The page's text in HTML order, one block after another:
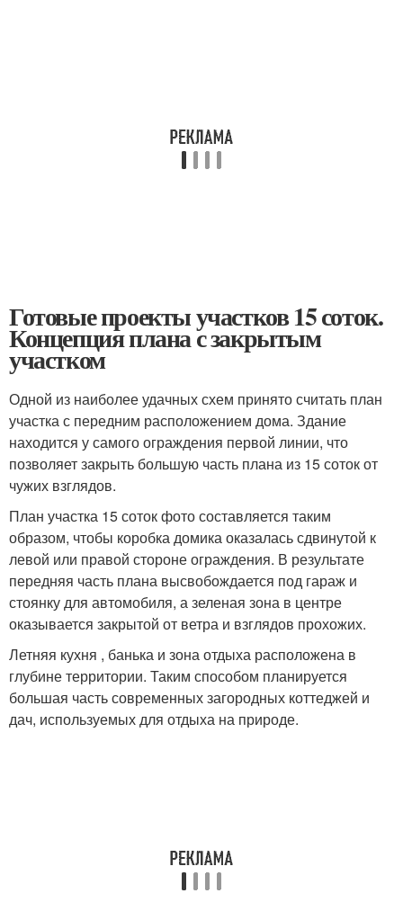
Готовые проекты участков 15 соток.
Концепция плана с закрытым
участком
Одной из наиболее удачных схем принято считать план
участка с передним расположением дома. Здание
находится у самого ограждения первой линии, что
позволяет закрыть большую часть плана из 15 соток от
чужих взглядов.
План участка 15 соток фото составляется таким
образом, чтобы коробка домика оказалась сдвинутой к
левой или правой стороне ограждения. В результате
передняя часть плана высвобождается под гараж и
стоянку для автомобиля, а зеленая зона в центре
оказывается закрытой от ветра и взглядов прохожих.
Летняя кухня , банька и зона отдыха расположена в
глубине территории. Таким способом планируется
большая часть современных загородных коттеджей и
дач, используемых для отдыха на природе.